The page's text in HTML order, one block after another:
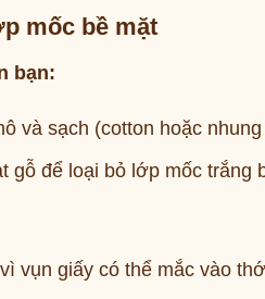
mốc bề mặt
bạn:
và sạch (cotton hoặc
gỗ để loại bỏ lớp mốc trắng
vụn giấy có thể mắc vào thớ